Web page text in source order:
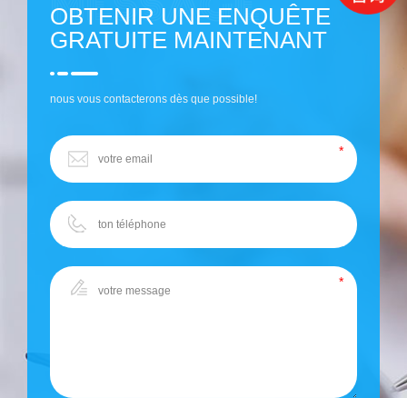
OBTENIR UNE ENQUÊTE
GRATUITE MAINTENANT
nous vous contacterons dès que possible!